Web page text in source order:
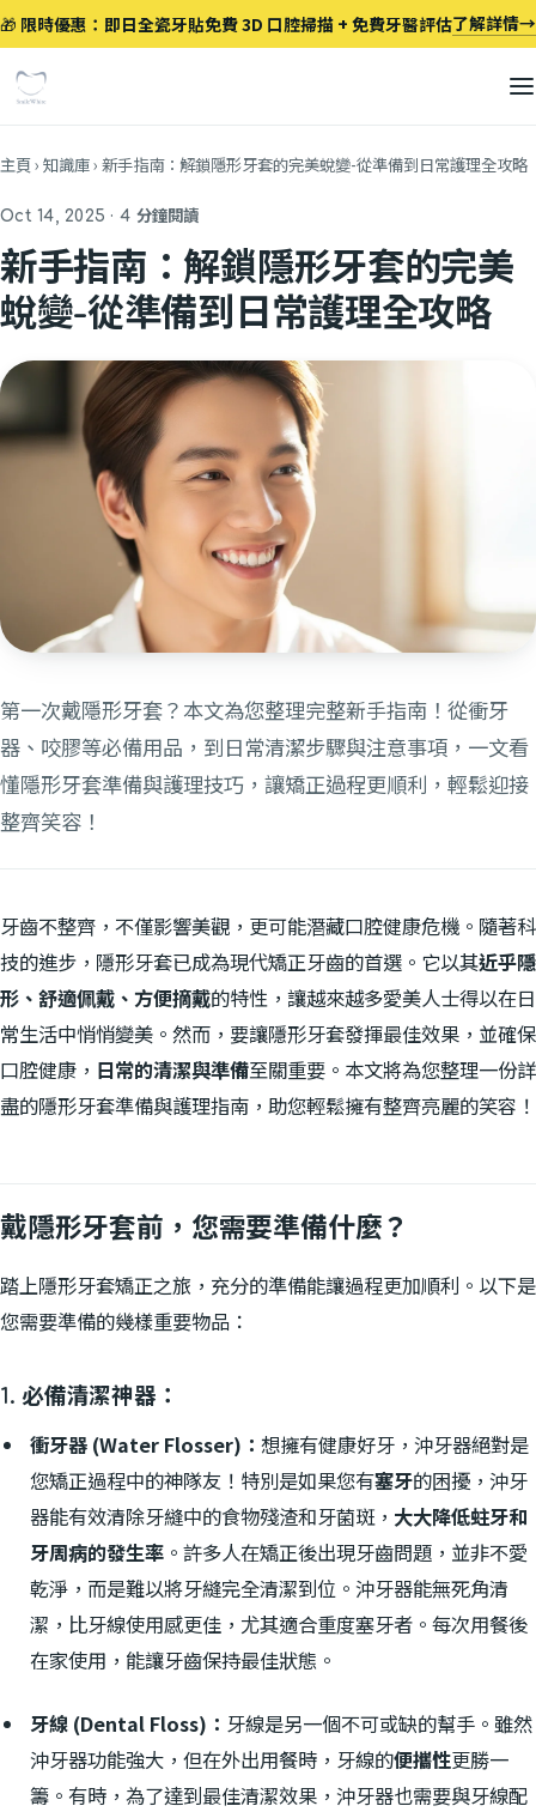
跳至主要內容
🎁 限時優惠：即日全瓷牙貼免費 3D 口腔掃描 + 免費牙醫評估了解詳情→
主頁› 知識庫› 新手指南：解鎖隱形牙套的完美蛻變-從準備到日常護理全攻略
Oct 14, 2025 · 4 分鐘閱讀
新手指南：解鎖隱形牙套的完美
蛻變-從準備到日常護理全攻略
第一次戴隱形牙套？本文為您整理完整新手指南！從衝牙
器、咬膠等必備用品，到日常清潔步驟與注意事項，一文看
懂隱形牙套準備與護理技巧，讓矯正過程更順利，輕鬆迎接
整齊笑容！
牙齒不整齊，不僅影響美觀，更可能潛藏口腔健康危機。隨著科
技的進步，隱形牙套已成為現代矯正牙齒的首選。它以其近乎隱
形、舒適佩戴、方便摘戴的特性，讓越來越多愛美人士得以在日
常生活中悄悄變美。然而，要讓隱形牙套發揮最佳效果，並確保
口腔健康， 日常的清潔與準備至關重要。本文將為您整理一份詳
盡的隱形牙套準備與護理指南，助您輕鬆擁有整齊亮麗的笑容！
戴隱形牙套前，您需要準備什麼？
踏上隱形牙套矯正之旅，充分的準備能讓過程更加順利。以下是
您需要準備的幾樣重要物品：
1. 必備清潔神器：
衝牙器 (Water Flosser)：想擁有健康好牙，沖牙器絕對是
您矯正過程中的神隊友！特別是如果您有塞牙的困擾，沖牙
器能有效清除牙縫中的食物殘渣和牙菌斑， 大大降低蛀牙和
牙周病的發生率 。許多人在矯正後出現牙齒問題，並非不愛
乾淨，而是難以將牙縫完全清潔到位。沖牙器能無死角清
潔，比牙線使用感更佳，尤其適合重度塞牙者。每次用餐後
在家使用，能讓牙齒保持最佳狀態。
牙線 (Dental Floss)： 牙線是另一個不可或缺的幫手。雖然
沖牙器功能強大，但在外出用餐時，牙線的便攜性更勝一
籌。有時，為了達到最佳清潔效果，沖牙器也需要與牙線配